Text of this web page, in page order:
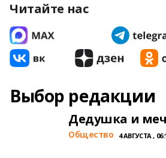
Читайте нас
Выбор редакции
Дедушка и
Общество 4 АВГУСТА ,